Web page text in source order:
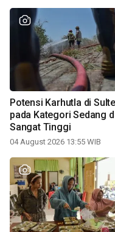
Potensi Karhutla di
pada Kategori Sedang
Sangat Tinggi
04 August 2026 13:55 WIB